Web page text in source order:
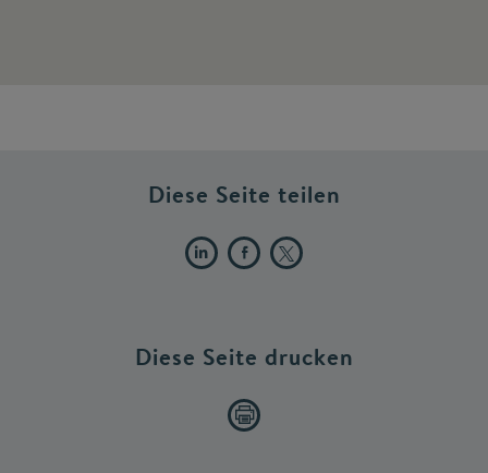
Diese Seite teilen
Diese Seite drucken